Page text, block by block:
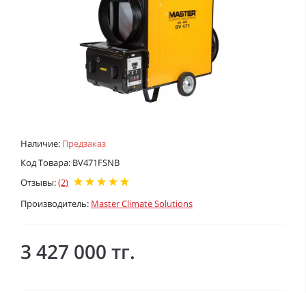
Наличие: Предзаказ
Код Товара: BV471FSNB
Отзывы:(2)
Производитель: Master Climate Solutions
3 427 000 тг.